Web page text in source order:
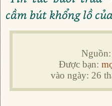
cầm bút khổng lồ
Được bạn:
vào ngày: 26